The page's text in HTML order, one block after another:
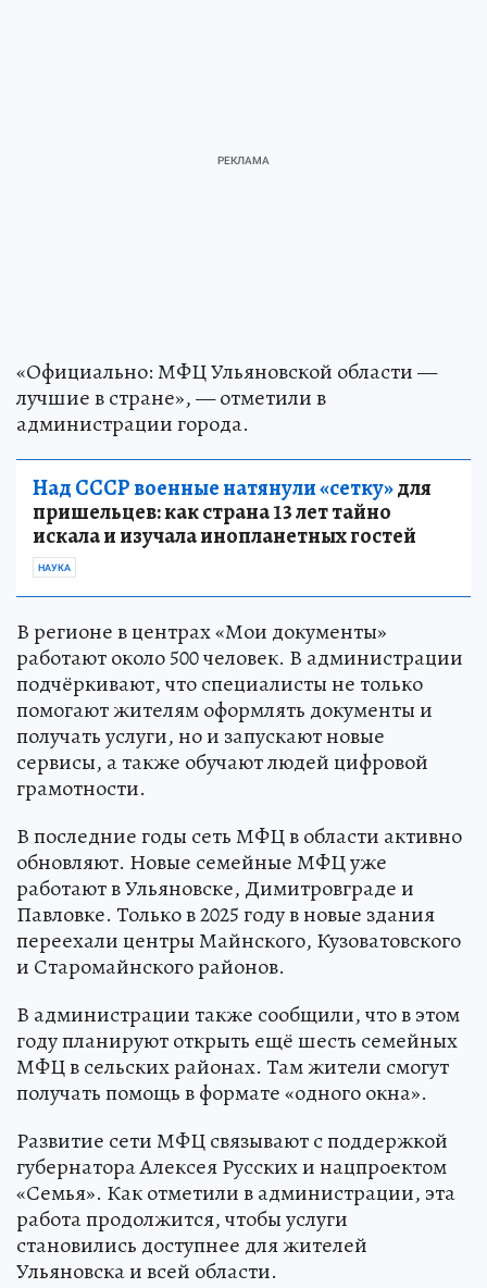
«Официально: МФЦ Ульяновской области —
лучшие в стране», — отметили в
администрации города.
Над СССР военные натянули «сетку»для
пришельцев: как страна 13 лет тайно
искала и изучала инопланетных гостей
НАУКА
В регионе в центрах «Мои документы»
работают около 500 человек. В администрации
подчёркивают, что специалисты не только
помогают жителям оформлять документы и
получать услуги, но и запускают новые
сервисы, а также обучают людей цифровой
грамотности.
В последние годы сеть МФЦ в области активно
обновляют. Новые семейные МФЦ уже
работают в Ульяновске, Димитровграде и
Павловке. Только в 2025 году в новые здания
переехали центры Майнского, Кузоватовского
и Старомайнского районов.
В администрации также сообщили, что в этом
году планируют открыть ещё шесть семейных
МФЦ в сельских районах. Там жители смогут
получать помощь в формате «одного окна».
Развитие сети МФЦ связывают с поддержкой
губернатора Алексея Русских и нацпроектом
«Семья». Как отметили в администрации, эта
работа продолжится, чтобы услуги
становились доступнее для жителей
Ульяновска и всей области.